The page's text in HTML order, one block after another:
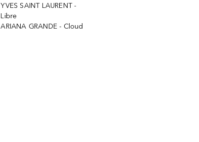
YVES SAINT LAURENT -
Libre
ARIANA GRANDE - Cloud